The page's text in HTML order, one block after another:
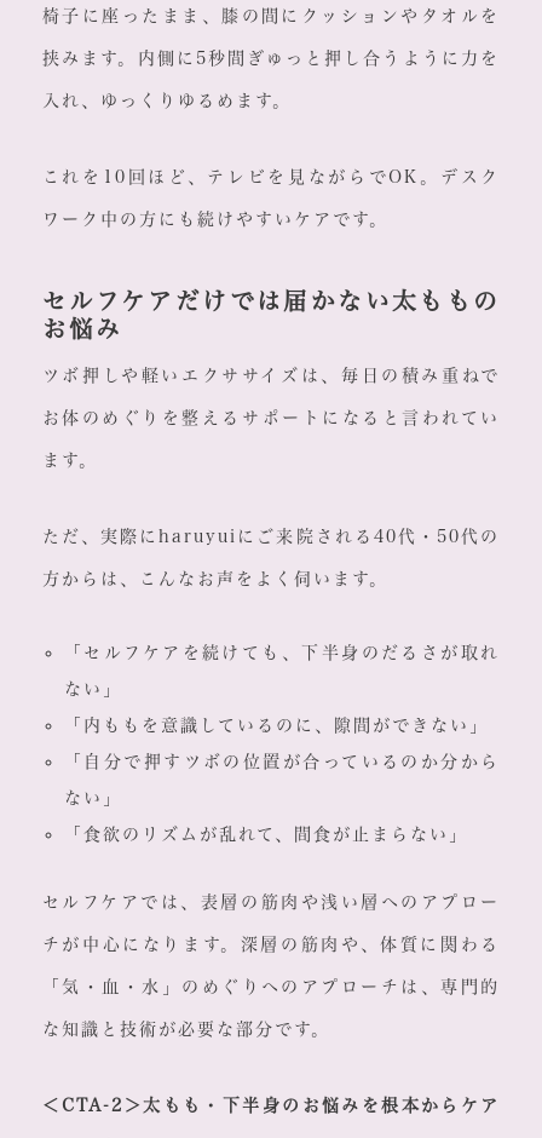
椅子に座ったまま、膝の間にクッションやタオルを
挟みます。内側に5秒間ぎゅっと押し合うように力を
入れ、ゆっくりゆるめます。
これを10回ほど、テレビを見ながらでOK。デスク
ワーク中の方にも続けやすいケアです。
セルフケアだけでは届かない太ももの
お悩み
ツボ押しや軽いエクササイズは、毎日の積み重ねで
お体のめぐりを整えるサポートになると言われてい
ます。
ただ、実際にharuyuiにご来院される40代・50代の
方からは、こんなお声をよく伺います。
「セルフケアを続けても、下半身のだるさが取れ
ない」
「内ももを意識しているのに、隙間ができない」
「自分で押すツボの位置が合っているのか分から
ない」
「食欲のリズムが乱れて、間食が止まらない」
セルフケアでは、表層の筋肉や浅い層へのアプロー
チが中心になります。深層の筋肉や、体質に関わる
「気・血・水」のめぐりへのアプローチは、専門的
な知識と技術が必要な部分です。
＜CTA-2＞太もも・下半身のお悩みを根本からケア